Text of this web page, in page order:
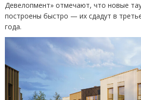
Девелопмент» отмечают, что новые
построены быстро — их сдадут в
года.